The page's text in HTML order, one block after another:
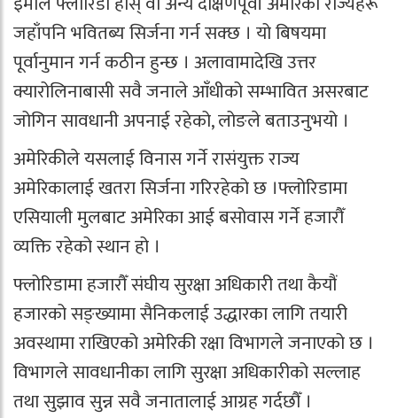
जहाँपनि भवितब्य सिर्जना गर्न सक्छ । यो बिषयमा
पूर्वानुमान गर्न कठीन हुन्छ । अलावामादेखि उत्तर
क्यारोलिनाबासी सवै जनाले आँधीको सम्भावित असरबाट
जोगिन सावधानी अपनाई रहेको, लोङले बताउनुभयो ।
अमेरिकीले यसलाई विनास गर्ने रासंयुक्त राज्य
अमेरिकालाई खतरा सिर्जना गरिरहेको छ ।फ्लोरिडामा
एसियाली मुलबाट अमेरिका आई बसोवास गर्ने हजारौँ
व्यक्ति रहेको स्थान हो ।
फ्लोरिडामा हजारौँ संघीय सुरक्षा अधिकारी तथा कैयौं
हजारको सङ्ख्यामा सैनिकलाई उद्धारका लागि तयारी
अवस्थामा राखिएको अमेरिकी रक्षा विभागले जनाएको छ ।
विभागले सावधानीका लागि सुरक्षा अधिकारीको सल्लाह
तथा सुझाव सुन्न सवै जनातालाई आग्रह गर्दछौँ ।